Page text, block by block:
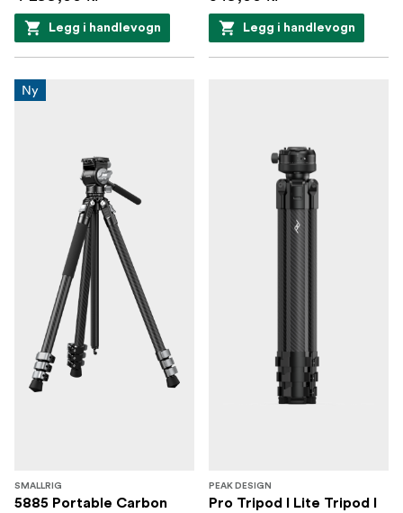
Legg i handlevogn Legg i handlevogn
Ny
SMALLRIG
5885 Portable Carbon
PEAK DESIGN
Pro Tripod I Lite Tripod I